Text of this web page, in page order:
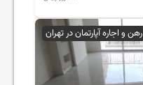
رهن و اجاره آپارتمان در تهران